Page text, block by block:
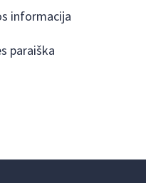
informacija
paraiška